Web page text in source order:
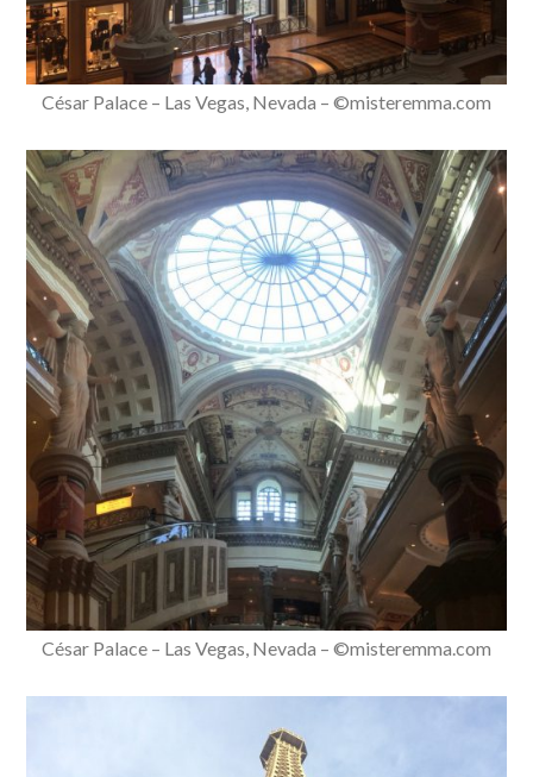
César Palace – Las Vegas, Nevada – ©misteremma.com
César Palace – Las Vegas, Nevada – ©misteremma.com